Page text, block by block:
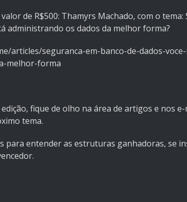
de R$500: Thamyrs Machado, com o
administrando os dados da melhor forma?
articles/seguranca-em-banco-de-dados-
melhor-forma
fique de olho na área de artigos e nos e-
tema.
para entender as estruturas ganhadoras, se